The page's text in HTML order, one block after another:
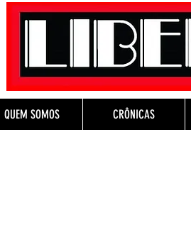
QUEM SOMOS CRÔNICAS